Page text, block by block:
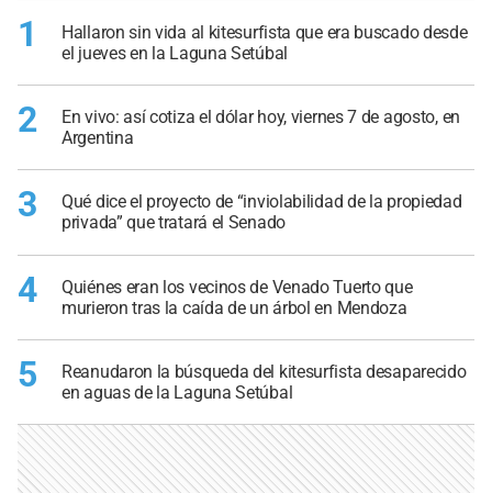
1
Hallaron sin vida al kitesurfista que era buscado desde
el jueves en la Laguna Setúbal
2
En vivo: así cotiza el dólar hoy, viernes 7 de agosto, en
Argentina
3
Qué dice el proyecto de “inviolabilidad de la propiedad
privada” que tratará el Senado
4
Quiénes eran los vecinos de Venado Tuerto que
murieron tras la caída de un árbol en Mendoza
5
Reanudaron la búsqueda del kitesurfista desaparecido
en aguas de la Laguna Setúbal